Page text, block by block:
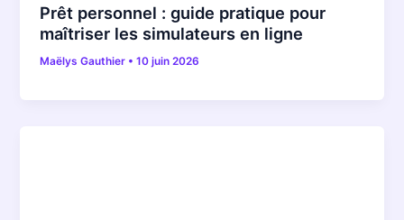
Prêt personnel : guide pratique pour
maîtriser les simulateurs en ligne
Maëlys Gauthier •10 juin 2026